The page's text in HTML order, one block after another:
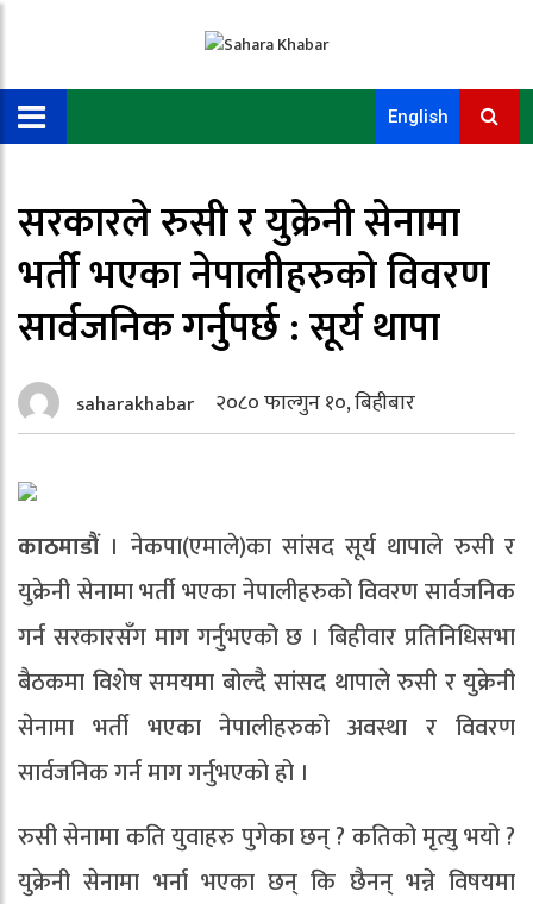
English
सरकारले रुसी र युक्रेनी सेनामा
भर्ती भएका नेपालीहरुको विवरण
सार्वजनिक गर्नुपर्छ : सूर्य थापा
saharakhabar २०८० फाल्गुन १०, बिहीबार
काठमाडौं। नेकपा(एमाले)का सांसद सूर्य थापाले रुसी र
युक्रेनी सेनामा भर्ती भएका नेपालीहरुको विवरण सार्वजनिक
गर्न सरकारसँग माग गर्नुभएको छ । बिहीवार प्रतिनिधिसभा
बैठकमा विशेष समयमा बोल्दै सांसद थापाले रुसी र युक्रेनी
सेनामा भर्ती भएका नेपालीहरुको अवस्था र विवरण
सार्वजनिक गर्न माग गर्नुभएको हो ।
रुसी सेनामा कति युवाहरु पुगेका छन् ? कतिको मृत्यु भयो ?
युक्रेनी सेनामा भर्ना भएका छन् कि छैनन् भन्ने विषयमा